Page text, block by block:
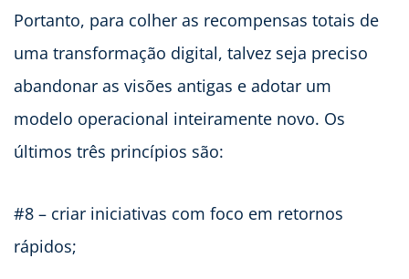
Portanto, para colher as recompensas totais de
uma transformação digital, talvez seja preciso
abandonar as visões antigas e adotar um
modelo operacional inteiramente novo. Os
últimos três princípios são:
#8 – criar iniciativas com foco em retornos
rápidos;